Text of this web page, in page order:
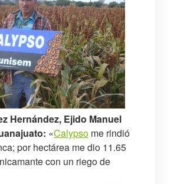
Hernández, Ejido Manuel
«Calypso me rindió
por hectárea me dio 11.65
con un riego de